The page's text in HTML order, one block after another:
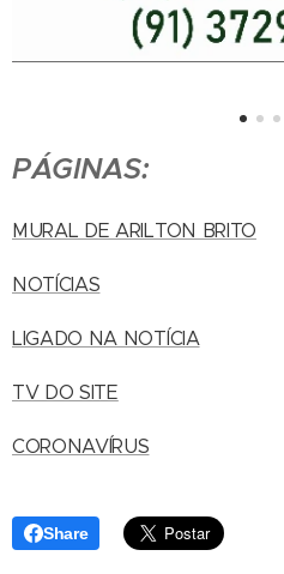
PÁGINAS:
MURAL DE ARILTON BRITO
NOTÍCIAS
LIGADO NA NOTÍCIA
TV DO SITE
CORONAVÍRUS
Share